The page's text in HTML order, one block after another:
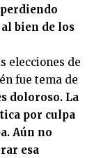
bien de los
elecciones de
fue tema de
doloroso. La
por culpa
Aún no
esa